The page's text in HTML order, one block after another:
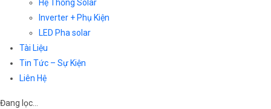
Hệ Thống Solar
Inverter + Phụ Kiện
LED Pha solar
Tài Liệu
Tin Tức – Sự Kiện
Liên Hệ
Đang lọc…